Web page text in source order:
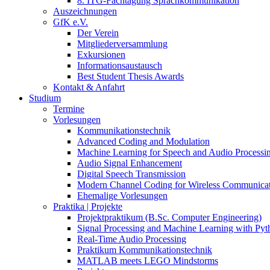
Auszeichnungen
GfK e.V.
Der Verein
Mitgliederversammlung
Exkursionen
Informationsaustausch
Best Student Thesis Awards
Kontakt & Anfahrt
Studium
Termine
Vorlesungen
Kommunikationstechnik
Advanced Coding and Modulation
Machine Learning for Speech and Audio
Audio Signal Enhancement
Digital Speech Transmission
Modern Channel Coding for Wireless
Ehemalige Vorlesungen
Praktika | Projekte
Projektpraktikum (B.Sc. Computer Engineering)
Signal Processing and Machine Learning with
Real-Time Audio Processing
Praktikum Kommunikationstechnik
MATLAB meets LEGO Mindstorms